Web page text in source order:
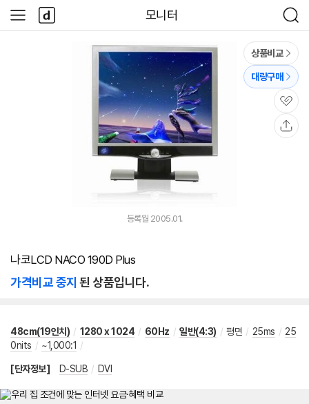
모니터
검
색
사
이
다
나
와
상품비교
대량구매
관
심
등록월 2005.01.
나코LCD NACO 190D Plus
가격비교 중지 된 상품입니다.
48cm(19인치) / 1280 x 1024 / 60Hz / 일반(4:3) / 평면 / 25ms / 25
0nits / ~1,000:1 /
[단자정보] D-SUB / DVI